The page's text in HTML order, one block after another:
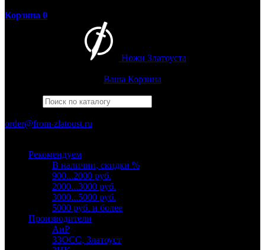
Корзина 0
Ножи Златоуста
Ваша Корзина
order@from-zlatoust.ru
Рекомендуем
В наличии, скидки %
900...2000 руб.
2000...3000 руб.
3000...5000 руб.
5000 руб. и более
Производители
АиР
ЗЗОСС, Златоуст